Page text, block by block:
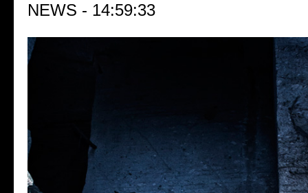
NEWS - 14:59:33